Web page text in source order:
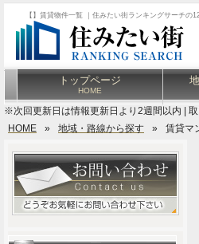
【】賃貸物件一覧 ｜住みたい街ランキングサーチの
トップページ
HOME
※次回更新日は情報更新日より2週間以内 |
HOME
» 地域・路線から探す » 賃貸マ